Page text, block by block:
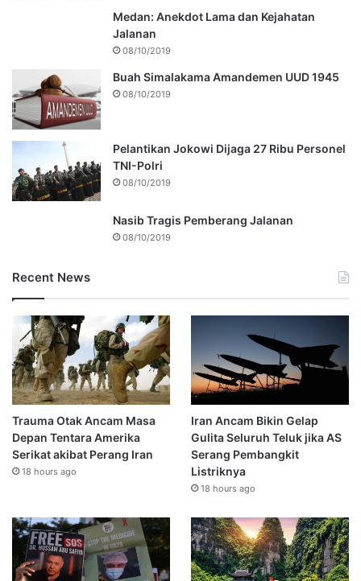
Medan: Anekdot Lama dan Kejahatan
Jalanan
08/10/2019
Buah Simalakama Amandemen UUD 1945
08/10/2019
Pelantikan Jokowi Dijaga 27 Ribu Personel
TNI-Polri
08/10/2019
Nasib Tragis Pemberang Jalanan
08/10/2019
Recent News
Trauma Otak Ancam Masa
Depan Tentara Amerika
Serikat akibat Perang Iran
18 hours ago
Iran Ancam Bikin Gelap
Gulita Seluruh Teluk jika AS
Serang Pembangkit
Listriknya
18 hours ago